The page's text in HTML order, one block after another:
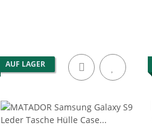
AUF LAGER